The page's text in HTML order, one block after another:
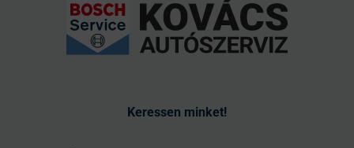
Keressen minket!